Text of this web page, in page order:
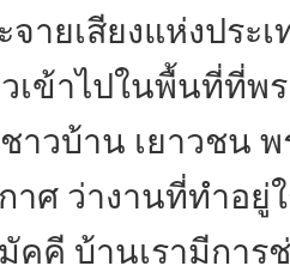
จายเสียงแห่งประ
เข้าไปในพื้นที่ที่พ
าวบ้าน เยาวชน
าศ ว่างานที่ทำอยู่
คคี บ้านเรามีการ